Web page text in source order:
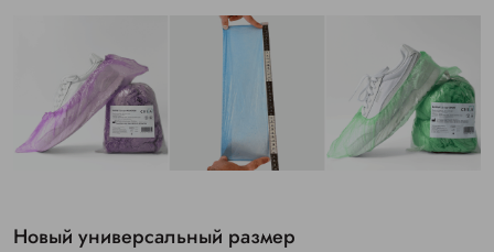
Новый универсальный размер